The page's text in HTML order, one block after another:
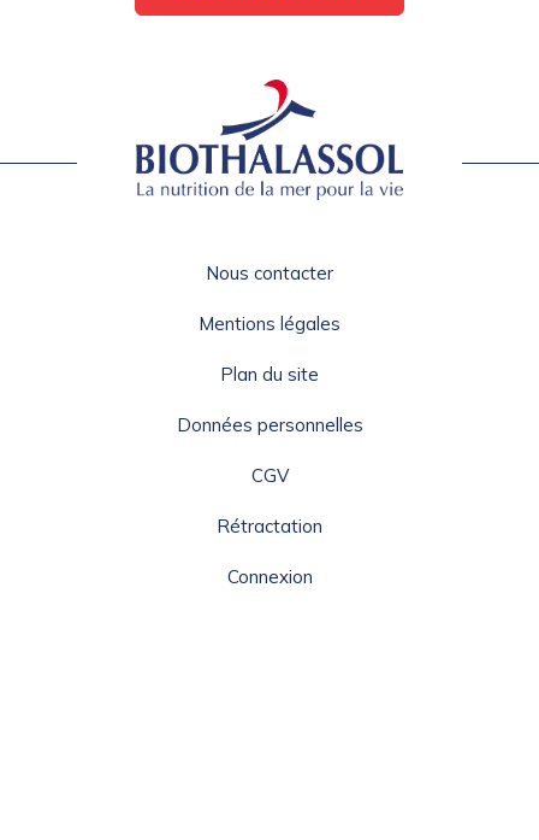
Nous contacter
Mentions légales
Plan du site
Données personnelles
CGV
Rétractation
Connexion
ceux que vous souhaitez activer